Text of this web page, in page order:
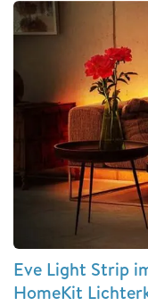
Eve Light Strip
HomeKit